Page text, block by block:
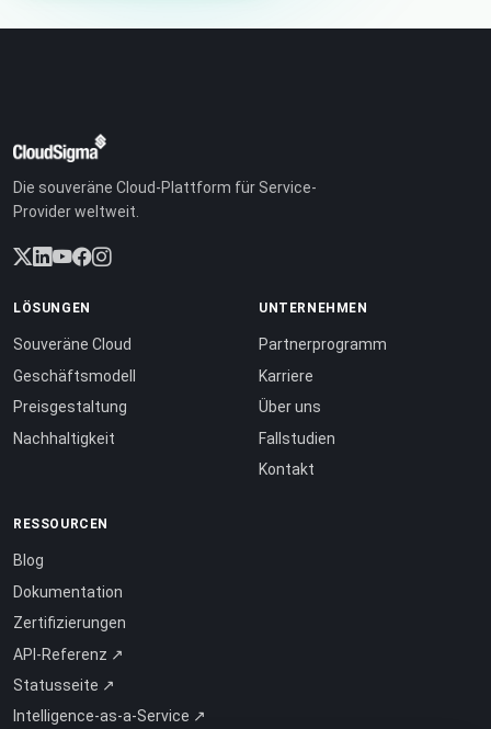
Die souveräne Cloud-Plattform für Service-
Provider weltweit.
LÖSUNGEN
Souveräne Cloud
Geschäftsmodell
Preisgestaltung
Nachhaltigkeit
UNTERNEHMEN
Partnerprogramm
Karriere
Über uns
Fallstudien
Kontakt
RESSOURCEN
Blog
Dokumentation
Zertifizierungen
API-Referenz ↗
Statusseite ↗
Intelligence-as-a-Service ↗